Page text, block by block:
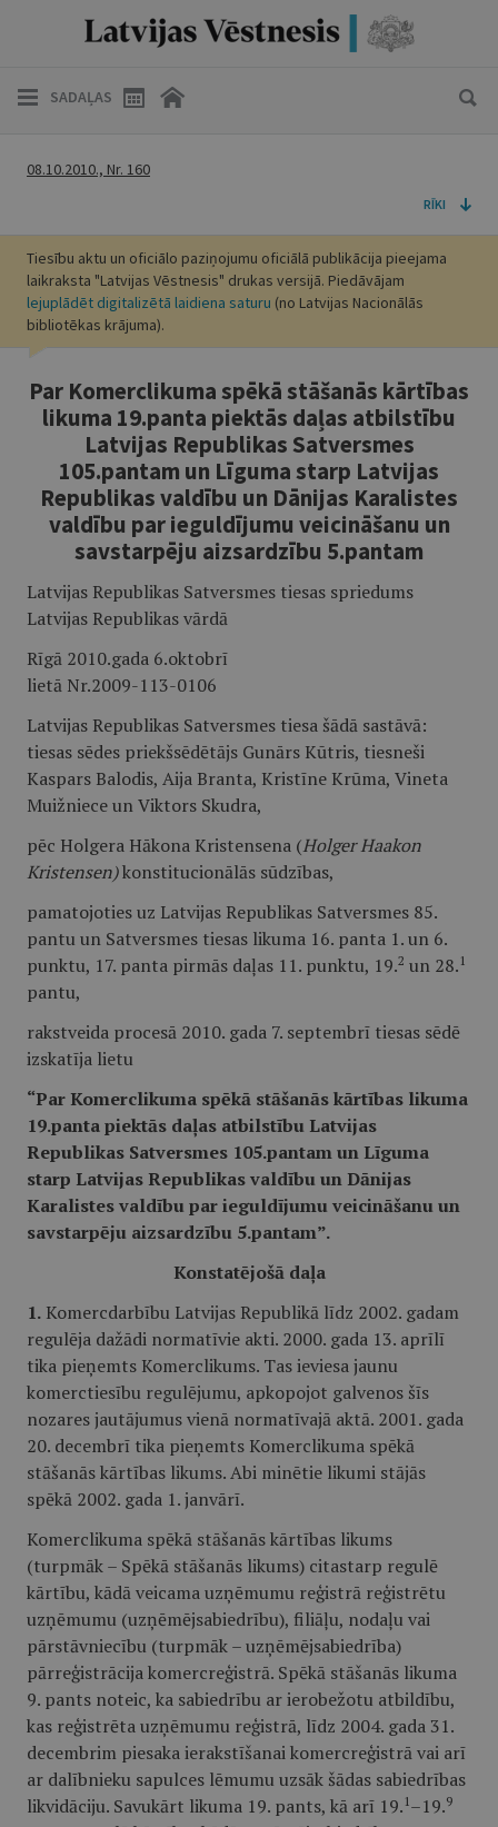
SADAĻAS
08.10.2010., Nr. 160
RĪKI
Tiesību aktu un oficiālo paziņojumu oficiālā publikācija pieejama
laikraksta "Latvijas Vēstnesis" drukas versijā. Piedāvājam
lejuplādēt digitalizētā laidiena saturu (no Latvijas Nacionālās
bibliotēkas krājuma).
Par Komerclikuma spēkā stāšanās kārtības
likuma 19.panta piektās daļas atbilstību
Latvijas Republikas Satversmes
105.pantam un Līguma starp Latvijas
Republikas valdību un Dānijas Karalistes
valdību par ieguldījumu veicināšanu un
savstarpēju aizsardzību 5.pantam
Latvijas Republikas Satversmes tiesas spriedums
Latvijas Republikas vārdā
Rīgā 2010.gada 6.oktobrī
lietā Nr.2009-113-0106
Latvijas Republikas Satversmes tiesa šādā sastāvā:
tiesas sēdes priekšsēdētājs Gunārs Kūtris, tiesneši
Kaspars Balodis, Aija Branta, Kristīne Krūma, Vineta
Muižniece un Viktors Skudra,
pēc Holgera Hākona Kristensena (Holger Haakon
Kristensen)konstitucionālās sūdzības,
pamatojoties uz Latvijas Republikas Satversmes 85.
pantu un Satversmes tiesas likuma 16. panta 1. un 6.
punktu, 17. panta pirmās daļas 11. punktu, 19.2 un 28. 1
pantu,
rakstveida procesā 2010. gada 7. septembrī tiesas sēdē
izskatīja lietu
“Par Komerclikuma spēkā stāšanās kārtības likuma
19.panta piektās daļas atbilstību Latvijas
Republikas Satversmes 105.pantam un Līguma
starp Latvijas Republikas valdību un Dānijas
Karalistes valdību par ieguldījumu veicināšanu un
savstarpēju aizsardzību 5.pantam”.
Konstatējošā daļa
1. Komercdarbību Latvijas Republikā līdz 2002. gadam
regulēja dažādi normatīvie akti. 2000. gada 13. aprīlī
tika pieņemts Komerclikums. Tas ieviesa jaunu
komerctiesību regulējumu, apkopojot galvenos šīs
nozares jautājumus vienā normatīvajā aktā. 2001. gada
20. decembrī tika pieņemts Komerclikuma spēkā
stāšanās kārtības likums. Abi minētie likumi stājās
spēkā 2002. gada 1. janvārī.
Komerclikuma spēkā stāšanās kārtības likums
(turpmāk – Spēkā stāšanās likums) citastarp regulē
kārtību, kādā veicama uzņēmumu reģistrā reģistrētu
uzņēmumu (uzņēmējsabiedrību), filiāļu, nodaļu vai
pārstāvniecību (turpmāk – uzņēmējsabiedrība)
pārreģistrācija komercreģistrā. Spēkā stāšanās likuma
9. pants noteic, ka sabiedrību ar ierobežotu atbildību,
kas reģistrēta uzņēmumu reģistrā, līdz 2004. gada 31.
decembrim piesaka ierakstīšanai komercreģistrā vai arī
ar dalībnieku sapulces lēmumu uzsāk šādas sabiedrības
likvidāciju. Savukārt likuma 19. pants, kā arī 19. 1 –19.9